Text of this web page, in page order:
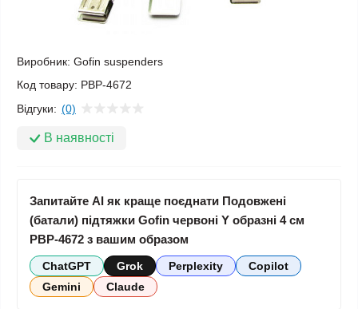
Виробник: Gofin suspenders
Код товару: PBP-4672
Відгуки: (0)
В наявності
Запитайте AI як краще поєднати Подовжені
(батали) підтяжки Gofin червоні Y образні 4 см
PBP-4672 з вашим образом
ChatGPT Grok Perplexity
Copilot
Gemini
Claude